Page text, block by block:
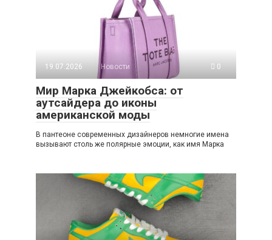
19.07.2026 Новости 0
Мир Марка Джейкобса: от
аутсайдера до иконы
американской моды
В пантеоне современных дизайнеров немногие имена
вызывают столь же полярные эмоции, как имя Марка